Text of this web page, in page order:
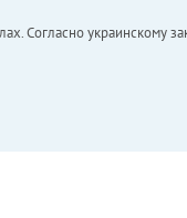
Согласно украинскому